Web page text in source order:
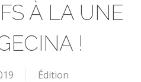
À LA UNE
!
Édition